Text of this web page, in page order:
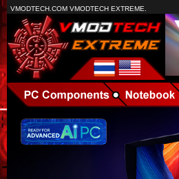
VMODTECH.COM VMODTECH EXTREME.